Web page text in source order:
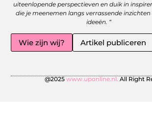
uiteenlopende perspectieven en duik in
die je meenemen langs verrassende
ideeën. “
Wie zijn wij? Artikel publiceren
@2025 www.uponline.nl. All Right